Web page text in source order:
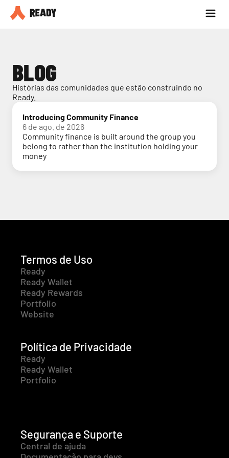
Seja parceiro
BLOG
Histórias das comunidades que estão construindo no
Ready.
Introducing Community Finance
6 de ago. de 2026
Community finance is built around the group you
belong to rather than the institution holding your
money
Termos de Uso
Ready
Ready Wallet
Ready Rewards
Portfolio
Website
Política de Privacidade
Ready
Ready Wallet
Portfolio
Segurança e Suporte
Central de ajuda